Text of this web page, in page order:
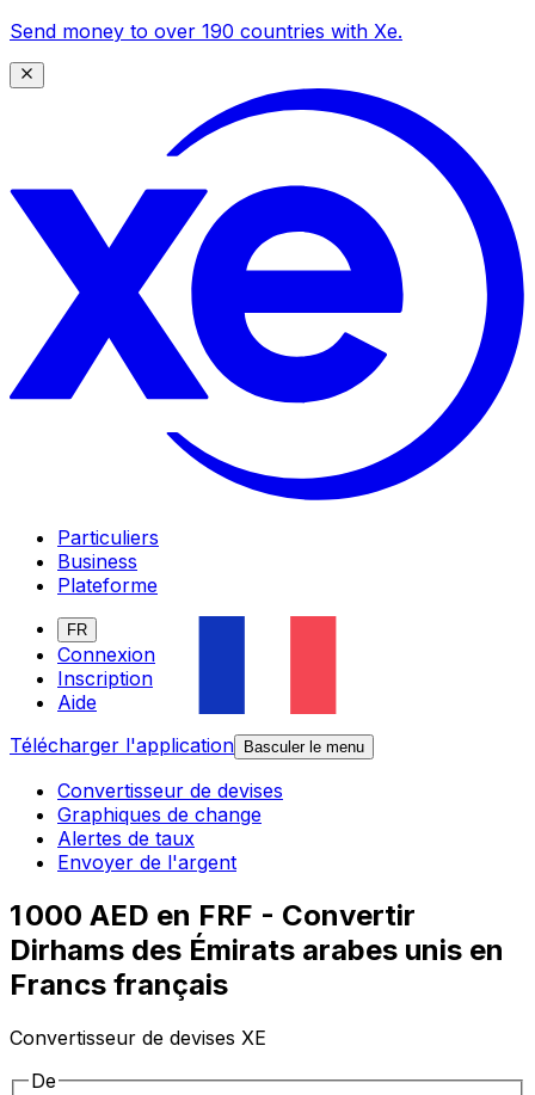
Send money to over 190 countries with Xe.
Particuliers
Business
Plateforme
FR
Connexion
Inscription
Aide
Télécharger l'application
Basculer le menu
Convertisseur de devises
Graphiques de change
Alertes de taux
Envoyer de l'argent
1 000 AED en FRF - Convertir
Dirhams des Émirats arabes unis en
Francs français
Convertisseur de devises XE
De